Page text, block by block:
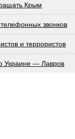
Крым
звонков
и террористов
Украине — Лавров